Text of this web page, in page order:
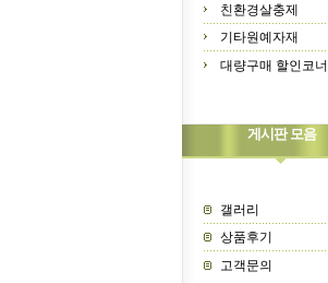
친환경살충제
기타원예자재
대량구매 할인코너
게시판 모음
갤러리
상품후기
고객문의